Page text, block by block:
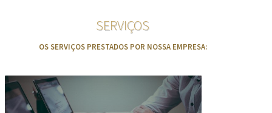
SERVIÇOS
OS SERVIÇOS PRESTADOS POR NOSSA EMPRESA: